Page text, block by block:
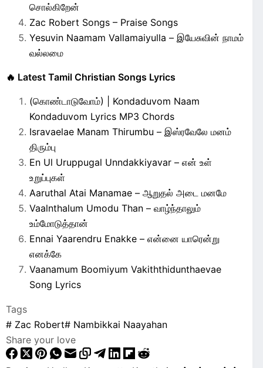
சொல்கிறேன்
Zac Robert Songs – Praise Songs
Yesuvin Naamam Vallamaiyulla – இயேசுவின் நாமம்
வல்லமை
🔥 Latest Tamil Christian Songs Lyrics
(கொண்டாடுவோம்) | Kondaduvom Naam
Kondaduvom Lyrics MP3 Chords
Isravaelae Manam Thirumbu – இஸ்ரவேலே மனம்
திரும்பு
En Ul Uruppugal Unndakkiyavar – என் உள்
உறுப்புகள்
Aaruthal Atai Manamae – ஆறுதல் அடை மனமே
Vaalnthalum Umodu Than – வாழ்ந்தாலும்
உம்மோடுத்தான்
Ennai Yaarendru Enakke – என்னை யாரென்று
எனக்கே
Vaanamum Boomiyum Vakiththidunthaevae
Song Lyrics
Tags
# Zac Robert# Nambikkai Naayahan
Share your love